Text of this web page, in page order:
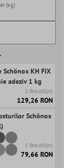
(kg)
KH FIX
adeziv 1 kg
1 Bucată(e)
129,26 RON
Schönox
1 Bucată(e)
79,66 RON